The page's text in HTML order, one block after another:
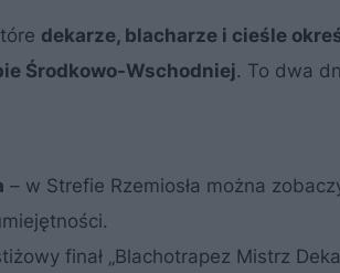
dekarze, blacharze i cieśle
Środkowo-Wschodniej. To dwa
– w Strefie Rzemiosła można
finał „Blachotrapez Mistrz